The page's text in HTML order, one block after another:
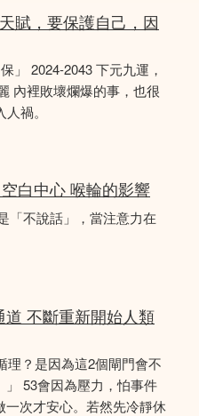
賦，要保護自己，因
」 2024-2043 下元九運，
內裡敗壞爛爆的事，也很
禍。
白中心 喉輪的影響
「不說話」，當注意力在
道 不斷重新開始人類
理？是因為這2個閘門會不
53會因為壓力，怕事件
次才安心。若然先冷靜休